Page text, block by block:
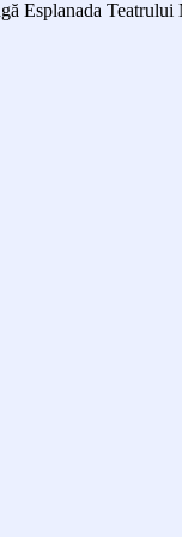
Esplanada